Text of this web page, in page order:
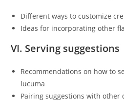
Different ways to customize
Ideas for incorporating other
VI. Serving suggestions
Recommendations on how to
lucuma
Pairing suggestions with other